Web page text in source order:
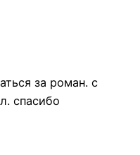
за роман. с
спасибо